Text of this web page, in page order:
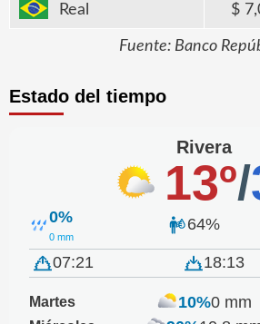
Real
Fuente: Banco
Estado del tiempo
Rivera
13º/
0%
0 mm
64%
07:21 18:13
Martes 10%0 mm